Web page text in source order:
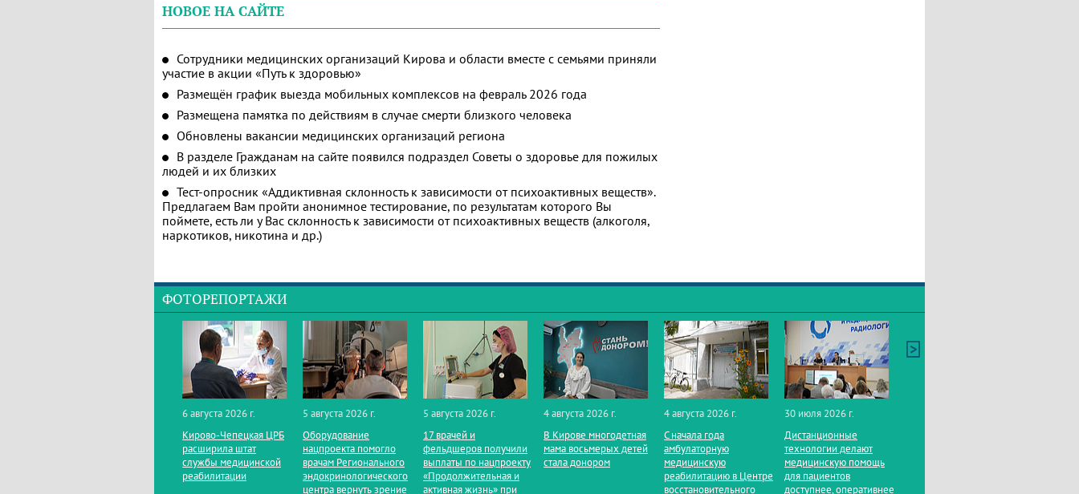
НОВОЕ НА САЙТЕ
Сотрудники медицинских организаций Кирова и области вместе с семьями приняли
участие в акции «Путь к здоровью»
Размещён график выезда мобильных комплексов на февраль 2026 года
Размещена памятка по действиям в случае смерти близкого человека
Обновлены вакансии медицинских организаций региона
В разделе Гражданам на сайте появился подраздел Советы о здоровье для пожилых
людей и их близких
Тест-опросник «Аддиктивная склонность к зависимости от психоактивных веществ».
Предлагаем Вам пройти анонимное тестирование, по результатам которого Вы
поймете, есть ли у Вас склонность к зависимости от психоактивных веществ (алкоголя,
наркотиков, никотина и др.)
ФОТОРЕПОРТАЖИ
6 августа 2026 г.
Кирово‑Чепецкая ЦРБ
расширила штат
службы медицинской
реабилитации
5 августа 2026 г.
Оборудование
нацпроекта помогло
врачам Регионального
эндокринологического
центра вернуть зрение
5 августа 2026 г.
17 врачей и
фельдшеров получили
выплаты по нацпроекту
«Продолжительная и
активная жизнь» при
4 августа 2026 г.
В Кирове многодетная
мама восьмерых детей
стала донором
4 августа 2026 г.
С начала года
амбулаторную
медицинскую
реабилитацию в Центре
восстановительного
30 июля 2026 г.
Дистанционные
технологии делают
медицинскую помощь
для пациентов
доступнее, оперативнее